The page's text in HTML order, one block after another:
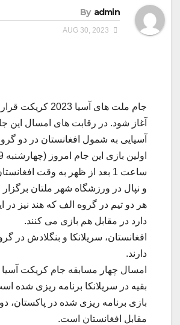
By admin
جام ملت های آسیا
آسیایی به شمول افغانستان در دو
ساعت 1 بعد از ظهر به وقت
و نپال در ورزشگاه شهر ملتان
هر دو تیم در گروه الف که هند نیز در
دارد در مقابل هم بازی می کنند.
دارند.
امسال چهار مسابقه جام کریکت آسیا
بقیه در سریلانکا برنامه ریزی شده
بازی برنامه ریزی شده در پاکستان،
مقابل افغانستان است.